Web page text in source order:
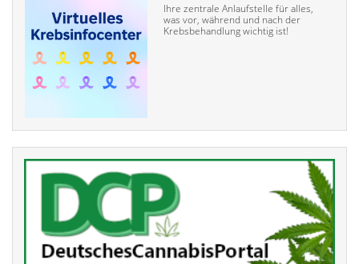
Ihre zentrale Anlaufstelle für alles,
was vor, während und nach der
Krebsbehandlung wichtig ist!